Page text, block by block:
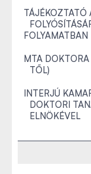
TÁJÉKOZTATÓ
MTA DOKTORA
TŐL)
INTERJÚ
DOKTORI
ELNÖKÉVEL